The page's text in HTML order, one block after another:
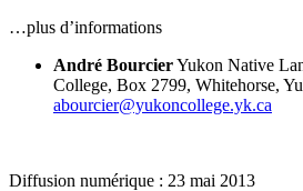
…plus d’informations
André BourcierYukon Native
College, Box 2799, Whitehorse,
abourcier@yukoncollege.yk.ca
Diffusion numérique : 23 mai 2013